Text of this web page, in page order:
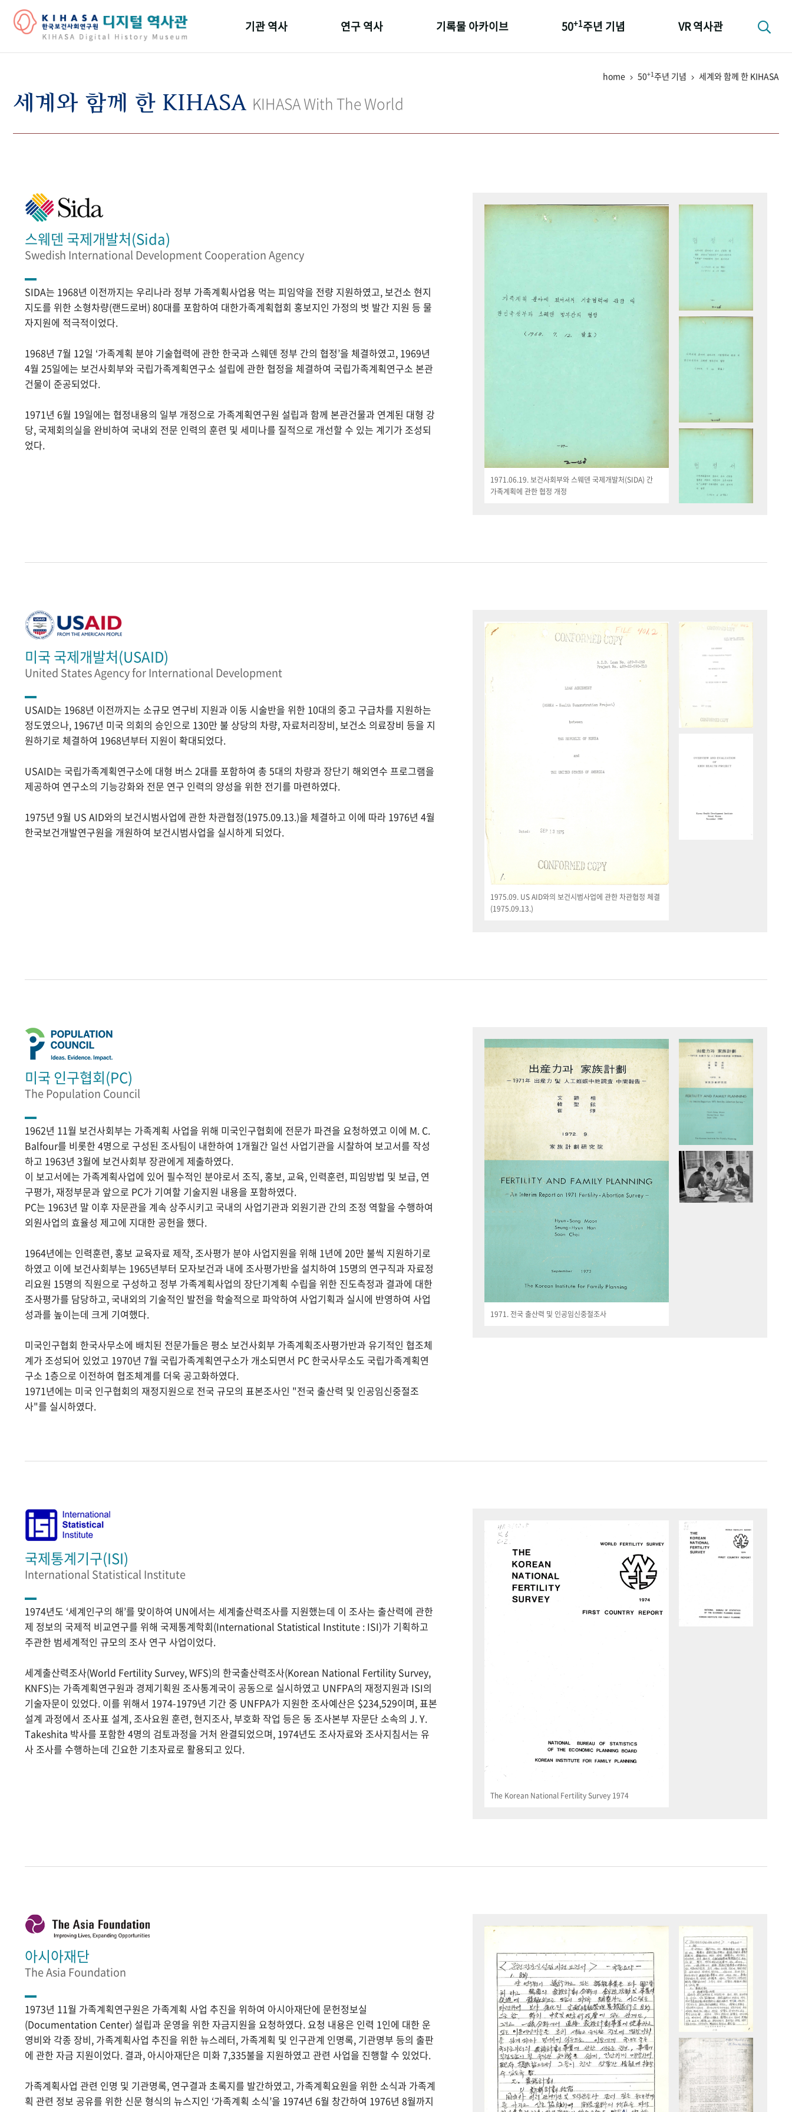
기관 역사 연구 역사
키워드로 보는 연구 역사
기록물 아카이브 50+1주년 기념
성과 50선
VR 역사관
home 50+1주년 기념 세계와 함께 한 KIHASA
세계와 함께 한 KIHASA KIHASA With The World
스웨덴 국제개발처(Sida)
Swedish International Development Cooperation Agency
SIDA는 1968년 이전까지는 우리나라 정부 가족계획사업용 먹는 피임약을 전량 지원하였고, 보건소 현지
지도를 위한 소형차량(랜드로버) 80대를 포함하여 대한가족계획협회 홍보지인 가정의 벗 발간 지원 등 물
자지원에 적극적이었다.
1968년 7월 12일 ‘가족계획 분야 기술협력에 관한 한국과 스웨덴 정부 간의 협정’을 체결하였고, 1969년
4월 25일에는 보건사회부와 국립가족계획연구소 설립에 관한 협정을 체결하여 국립가족계획연구소 본관
건물이 준공되었다.
1971년 6월 19일에는 협정내용의 일부 개정으로 가족계획연구원 설립과 함께 본관건물과 연계된 대형 강
당, 국제회의실을 완비하여 국내외 전문 인력의 훈련 및 세미나를 질적으로 개선할 수 있는 계기가 조성되
었다.
1971.06.19. 보건사회부와 스웨덴 국제개발처(SIDA) 간
가족계획에 관한 협정 개정
미국 국제개발처(USAID)
United States Agency for International Development
USAID는 1968년 이전까지는 소규모 연구비 지원과 이동 시술반을 위한 10대의 중고 구급차를 지원하는
정도였으나, 1967년 미국 의회의 승인으로 130만 불 상당의 차량, 자료처리장비, 보건소 의료장비 등을 지
원하기로 체결하여 1968년부터 지원이 확대되었다.
USAID는 국립가족계획연구소에 대형 버스 2대를 포함하여 총 5대의 차량과 장단기 해외연수 프로그램을
제공하여 연구소의 기능강화와 전문 연구 인력의 양성을 위한 전기를 마련하였다.
1975년 9월 US AID와의 보건시범사업에 관한 차관협정(1975.09.13.)을 체결하고 이에 따라 1976년 4월
한국보건개발연구원을 개원하여 보건시범사업을 실시하게 되었다.
1975.09. US AID와의 보건시범사업에 관한 차관협정 체결
(1975.09.13.)
미국 인구협회(PC)
The Population Council
1962년 11월 보건사회부는 가족계획 사업을 위해 미국인구협회에 전문가 파견을 요청하였고 이에 M. C.
Balfour를 비롯한 4명으로 구성된 조사팀이 내한하여 1개월간 일선 사업기관을 시찰하여 보고서를 작성
하고 1963년 3월에 보건사회부 장관에게 제출하였다.
이 보고서에는 가족계획사업에 있어 필수적인 분야로서 조직, 홍보, 교육, 인력훈련, 피임방법 및 보급, 연
구평가, 재정부문과 앞으로 PC가 기여할 기술지원 내용을 포함하였다.
PC는 1963년 말 이후 자문관을 계속 상주시키고 국내의 사업기관과 외원기관 간의 조정 역할을 수행하여
외원사업의 효율성 제고에 지대한 공헌을 했다.
1964년에는 인력훈련, 홍보 교육자료 제작, 조사평가 분야 사업지원을 위해 1년에 20만 불씩 지원하기로
하였고 이에 보건사회부는 1965년부터 모자보건과 내에 조사평가반을 설치하여 15명의 연구직과 자료정
리요원 15명의 직원으로 구성하고 정부 가족계획사업의 장단기계획 수립을 위한 진도측정과 결과에 대한
조사평가를 담당하고, 국내외의 기술적인 발전을 학술적으로 파악하여 사업기획과 실시에 반영하여 사업
성과를 높이는데 크게 기여했다.
미국인구협회 한국사무소에 배치된 전문가들은 평소 보건사회부 가족계획조사평가반과 유기적인 협조체
계가 조성되어 있었고 1970년 7월 국립가족계획연구소가 개소되면서 PC 한국사무소도 국립가족계획연
구소 1층으로 이전하여 협조체계를 더욱 공고화하였다.
1971년에는 미국 인구협회의 재정지원으로 전국 규모의 표본조사인 "전국 출산력 및 인공임신중절조
사"를 실시하였다.
1971. 전국 출산력 및 인공임신중절조사
국제통계기구(ISI)
International Statistical Institute
1974년도 ‘세계인구의 해’를 맞이하여 UN에서는 세계출산력조사를 지원했는데 이 조사는 출산력에 관한
제 정보의 국제적 비교연구를 위해 국제통계학회(International Statistical Institute : ISI)가 기획하고
주관한 범세계적인 규모의 조사 연구 사업이었다.
세계출산력조사(World Fertility Survey, WFS)의 한국출산력조사(Korean National Fertility Survey,
KNFS)는 가족계획연구원과 경제기획원 조사통계국이 공동으로 실시하였고 UNFPA의 재정지원과 ISI의
기술자문이 있었다. 이를 위해서 1974-1979년 기간 중 UNFPA가 지원한 조사예산은 $234,529이며, 표본
설계 과정에서 조사표 설계, 조사요원 훈련, 현지조사, 부호화 작업 등은 동 조사본부 자문단 소속의 J. Y.
Takeshita 박사를 포함한 4명의 검토과정을 거처 완결되었으며, 1974년도 조사자료와 조사지침서는 유
사 조사를 수행하는데 긴요한 기초자료로 활용되고 있다.
The Korean National Fertility Survey 1974
아시아재단
The Asia Foundation
1973년 11월 가족계획연구원은 가족계획 사업 추진을 위하여 아시아재단에 문헌정보실
(Documentation Center) 설립과 운영을 위한 자금지원을 요청하였다. 요청 내용은 인력 1인에 대한 운
영비와 각종 장비, 가족계획사업 추진을 위한 뉴스레터, 가족계획 및 인구관계 인명록, 기관명부 등의 출판
에 관한 자금 지원이었다. 결과, 아시아재단은 미화 7,335불을 지원하였고 관련 사업을 진행할 수 있었다.
가족계획사업 관련 인명 및 기관명록, 연구결과 초록지를 발간하였고, 가족계획요원을 위한 소식과 가족계
획 관련 정보 공유를 위한 신문 형식의 뉴스지인 ‘가족계획 소식’을 1974년 6월 창간하여 1976년 8월까지